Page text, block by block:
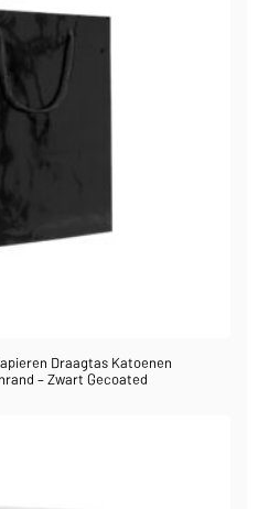
Draagtas Katoenen
– Zwart Gecoated